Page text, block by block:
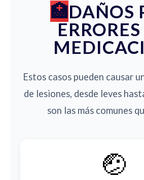
DAÑOS
Estos casos pueden causar
de lesiones, desde leves
son las más comunes
🤕